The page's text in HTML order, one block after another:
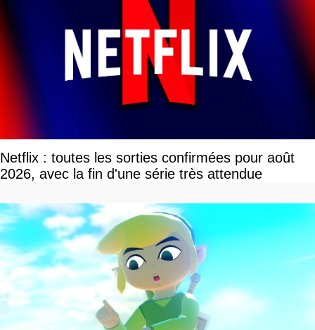
Netflix : toutes les sorties confirmées pour août
2026, avec la fin d'une série très attendue